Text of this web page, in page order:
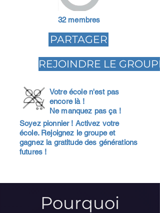
32 membres
PARTAGER
REJOINDRE LE GROUPE
Votre école n'est pas
encore là !
Ne manquez pas ça !
Soyez pionnier ! Activez votre
école. Rejoignez le groupe et
gagnez la gratitude des générations
futures !
Pourquoi